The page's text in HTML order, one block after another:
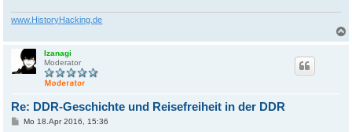
www.HistoryHacking.de
Izanagi
Moderator
Re: DDR-Geschichte und Reisefreiheit in der DDR
BMo 18.Apr 2016, 15:36